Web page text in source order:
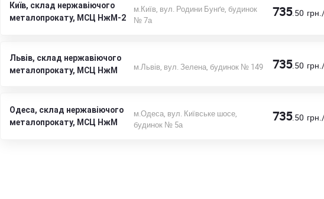
Київ, склад нержавіючого
металопрокату, МСЦ НжМ-2
м.Київ, вул. Родини Бунґе, будинок
№ 7а
735.50
Львів, склад нержавіючого
металопрокату, МСЦ НжМ
м.Львів, вул. Зелена, будинок № 149 735.50
Одеса, склад нержавіючого
металопрокату, МСЦ НжМ
м.Одеса, вул. Київське шосе,
будинок № 5а
735.50